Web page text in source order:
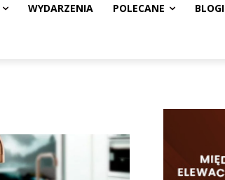
WYDARZENIA POLECANE BLOGI